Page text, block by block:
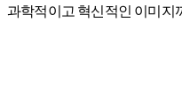
과학적이고 혁신적인 이미지